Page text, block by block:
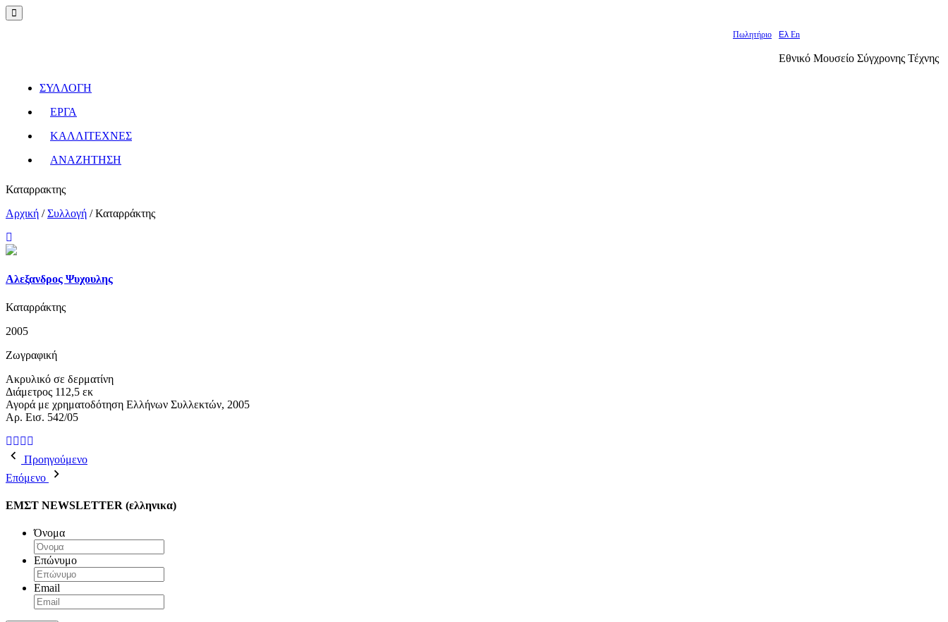
Πωλητήριο Ελ En
Εθνικό Μουσείο Σύγχρονης Τέχνης
ΣΥΛΛΟΓΗ
ΕΡΓΑ
ΚΑΛΛΙΤΕΧΝΕΣ
ΑΝΑΖΗΤΗΣΗ
Καταρρακτης
Αρχική /Συλλογή /Καταρράκτης
Αλεξανδρος Ψυχουλης
Καταρράκτης
2005
Ζωγραφική
Ακρυλικό σε δερματίνη
Διάμετρος 112,5 εκ
Αγορά με χρηματοδότηση Ελλήνων Συλλεκτών, 2005
Αρ. Εισ. 542/05
Προηγούμενο
Επόμενο
ΕΜΣΤ NEWSLETTER (ελληνικα)
Όνομα
Επώνυμο
Email